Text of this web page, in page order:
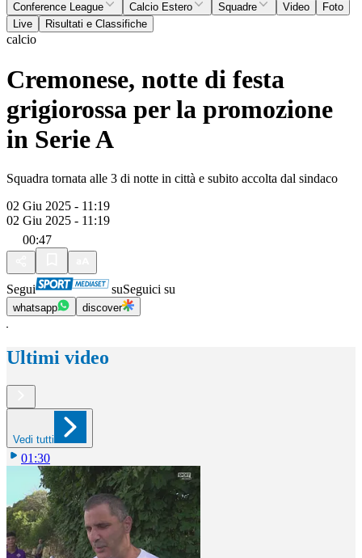
Conference League
Calcio Estero Squadre Video
Foto
Live
Risultati e Classifiche
calcio
Cremonese, notte di festa
grigiorossa per la promozione
in Serie A
Squadra tornata alle 3 di notte in città e subito accolta dal sindaco
02 Giu 2025 - 11:19
02 Giu 2025 - 11:19
00:47
Segui suSeguici su
whatsapp discover
Ultimi video
Vedi tutti
01:30